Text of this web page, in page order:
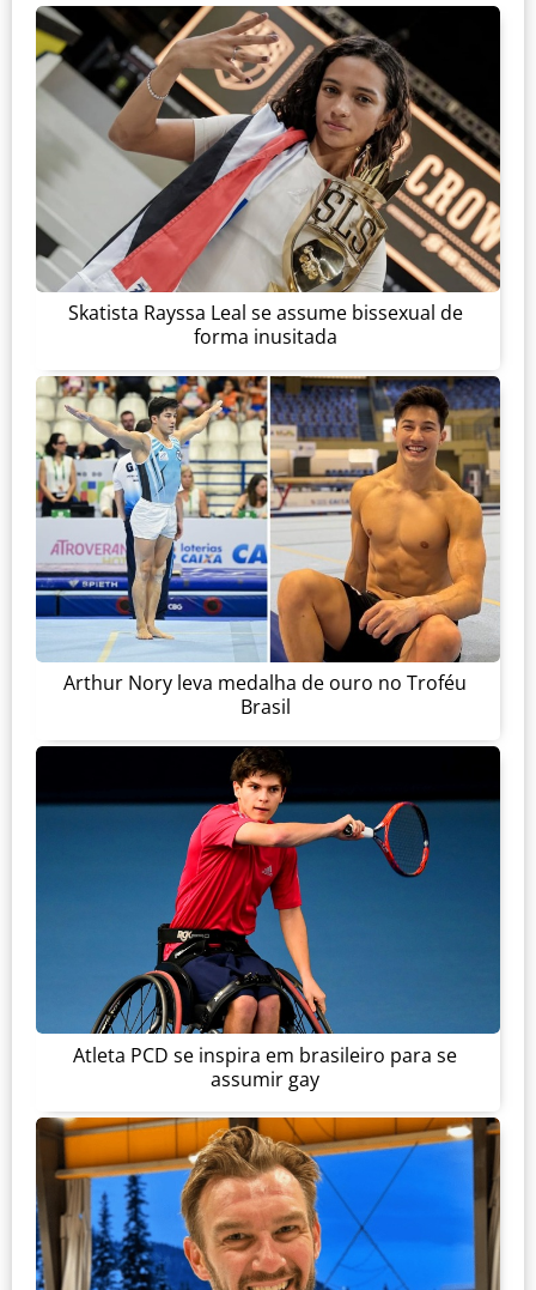
Skatista Rayssa Leal se assume bissexual de
forma inusitada
Arthur Nory leva medalha de ouro no Troféu
Brasil
Atleta PCD se inspira em brasileiro para se
assumir gay